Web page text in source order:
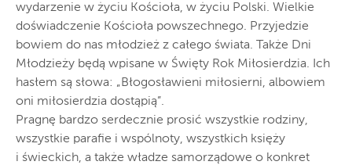
wydarzenie w życiu Kościoła, w życiu Polski. Wielkie
doświadczenie Kościoła powszechnego. Przyjedzie
bowiem do nas młodzież z całego świata. Także Dni
Młodzieży będą wpisane w Święty Rok Miłosierdzia. Ich
hasłem są słowa: „Błogosławieni miłosierni, albowiem
oni miłosierdzia dostąpią”.
Pragnę bardzo serdecznie prosić wszystkie rodziny,
wszystkie parafie i wspólnoty, wszystkich księży
i świeckich, a także władze samorządowe o konkret